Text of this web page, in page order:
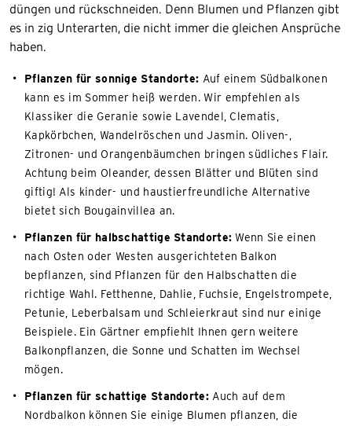
düngen und rückschneiden. Denn Blumen und Pflanzen gibt
es in zig Unterarten, die nicht immer die gleichen Ansprüche
haben.
Pflanzen für sonnige Standorte: Auf einem Südbalkonen
kann es im Sommer heiß werden. Wir empfehlen als
Klassiker die Geranie sowie Lavendel, Clematis,
Kapkörbchen, Wandelröschen und Jasmin. Oliven-,
Zitronen- und Orangenbäumchen bringen südliches Flair.
Achtung beim Oleander, dessen Blätter und Blüten sind
giftig! Als kinder- und haustierfreundliche Alternative
bietet sich Bougainvillea an.
Pflanzen für halbschattige Standorte: Wenn Sie einen
nach Osten oder Westen ausgerichteten Balkon
bepflanzen, sind Pflanzen für den Halbschatten die
richtige Wahl. Fetthenne, Dahlie, Fuchsie, Engelstrompete,
Petunie, Leberbalsam und Schleierkraut sind nur einige
Beispiele. Ein Gärtner empfiehlt Ihnen gern weitere
Balkonpflanzen, die Sonne und Schatten im Wechsel
mögen.
Pflanzen für schattige Standorte:Auch auf dem
Nordbalkon können Sie einige Blumen pflanzen, die